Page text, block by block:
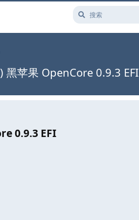
苹果 OpenCore 0.9.3 EFI
0.9.3 EFI